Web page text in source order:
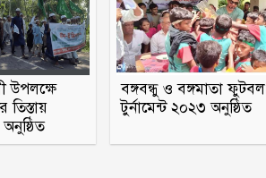
উপলক্ষে
তিস্তায়
বঙ্গবন্ধু ও বঙ্গমাতা ফুটবল
টুর্নামেন্ট ২০২৩ অনুষ্ঠিত